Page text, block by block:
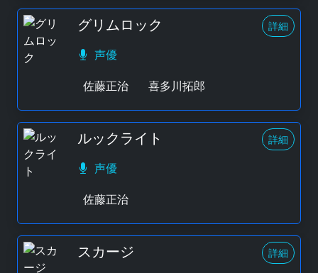
グリムロック 詳細
声優
佐藤正治
喜多川拓郎
ルックライト 詳細
声優
佐藤正治
スカージ 詳細